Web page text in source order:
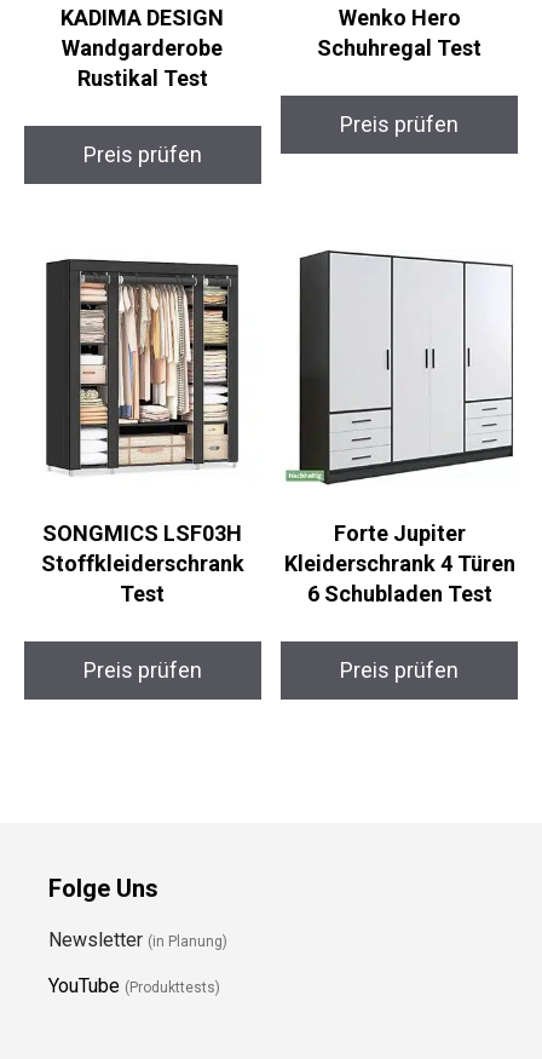
KADIMA DESIGN
Wandgarderobe
Rustikal Test
Preis prüfen
Wenko Hero
Schuhregal Test
Preis prüfen
SONGMICS LSF03H
Stoffkleiderschrank
Test
Preis prüfen
Forte Jupiter
Kleiderschrank 4 Türen
6 Schubladen Test
Preis prüfen
Folge Uns
Newsletter (in Planung)
YouTube (Produkttests)